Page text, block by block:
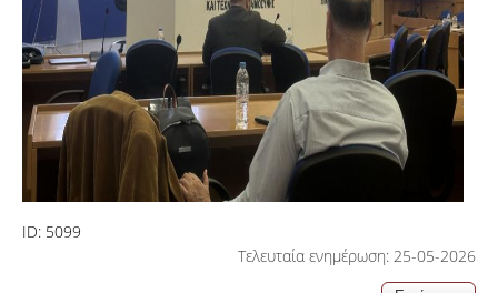
ID: 5099
Τελευταία ενημέρωση: 25-05-2026